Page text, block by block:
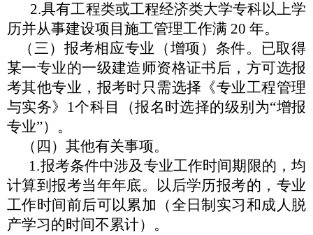
2.具有工程类或工程经济类大学专科以上学
历并从事建设项目施工管理工作满 20 年。
（三）报考相应专业（增项）条件。已取得
某一专业的一级建造师资格证书后，方可选报
考其他专业，报考时只需选择《专业工程管理
与实务》 1个科目（报名时选择的级别为“增报
专业”）。
（四）其他有关事项。
1.报考条件中涉及专业工作时间期限的，均
计算到报考当年年底。以后学历报考的，专业
工作时间前后可以累加（全日制实习和成人脱
产学习的时间不累计）。